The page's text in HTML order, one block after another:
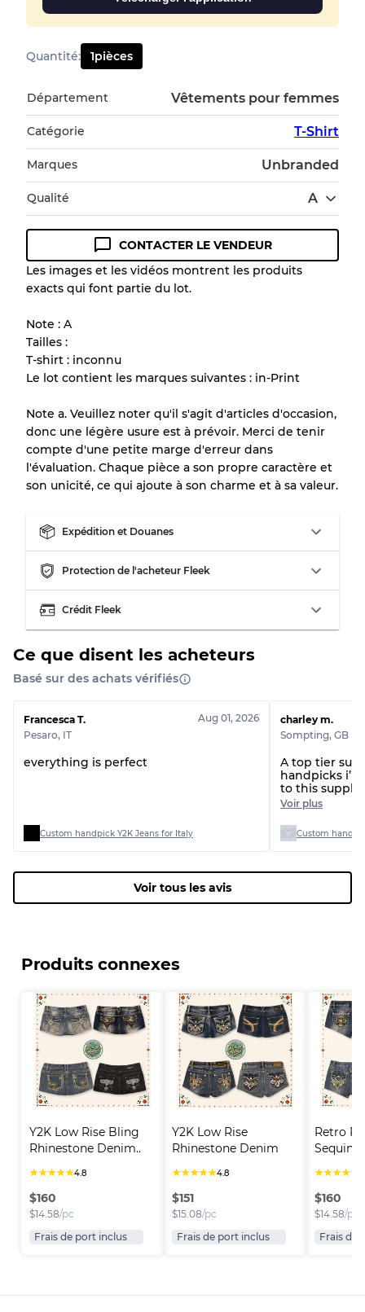
Quantité: 1pièces
Département Vêtements pour femmes
Catégorie T-Shirt
Marques Unbranded
Qualité A
Guide des conditions
Tous les produits incluent un niveau de
de chaque article avant l'achat.
Il y a une marge d'erreur allant jusqu'à
en raison de la vente en gros
Notre système à 3 niveaux
Qualité A Presque neuf, usure légère
Qualité BPeu utilisé
Répartition pour ratios mixtes
Qualité BC
60% B, 40% C
Qualité ABC
30% A, 40% B, 30% C
CONTACTER LE VENDEUR
Les images et les vidéos montrent les produits
exacts qui font partie du lot.
Note : A
Tailles :
T-shirt : inconnu
Le lot contient les marques suivantes : in-Print
Note a. Veuillez noter qu'il s'agit d'articles d'occasion,
donc une légère usure est à prévoir. Merci de tenir
compte d'une petite marge d'erreur dans
l'évaluation. Chaque pièce a son propre caractère et
son unicité, ce qui ajoute à son charme et à sa valeur.
Expédition et Douanes
Protection de l'acheteur Fleek
Crédit Fleek
Ce que disent les acheteurs
Basé sur des achats vérifiés
Francesca T.
Pesaro, IT
Aug 01, 2026
everything is perfect
Custom handpick Y2K Jeans for Italy
charley m.
Sompting, GB
A top tier
handpicks i’ll
to this
thanks!
Voir plus
Voir tous les avis
Produits connexes
Y2K Low Rise Bling
Rhinestone Denim..
★★★★★4.8
$160
$14.58/pc
Frais de port inclus
Y2K Low Rise
Rhinestone Denim
Short..
★★★★★4.8
$151
$15.08/pc
Frais de port inclus
Retro
Sequin
★★★★★
$160
$14.58/pc
Frais de